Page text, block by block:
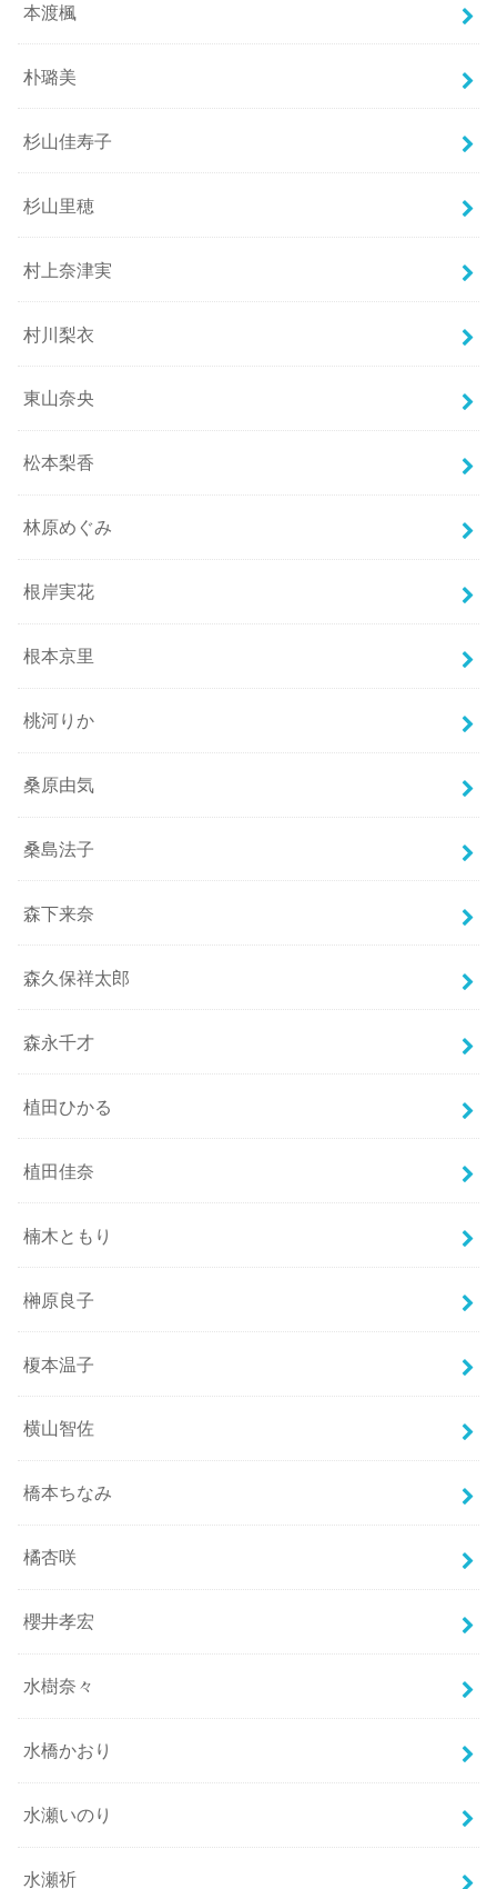
本渡楓
朴璐美
杉山佳寿子
杉山里穂
村上奈津実
村川梨衣
東山奈央
松本梨香
林原めぐみ
根岸実花
根本京里
桃河りか
桑原由気
桑島法子
森下来奈
森久保祥太郎
森永千才
植田ひかる
植田佳奈
楠木ともり
榊原良子
榎本温子
横山智佐
橋本ちなみ
橘杏咲
櫻井孝宏
水樹奈々
水橋かおり
水瀬いのり
水瀬祈